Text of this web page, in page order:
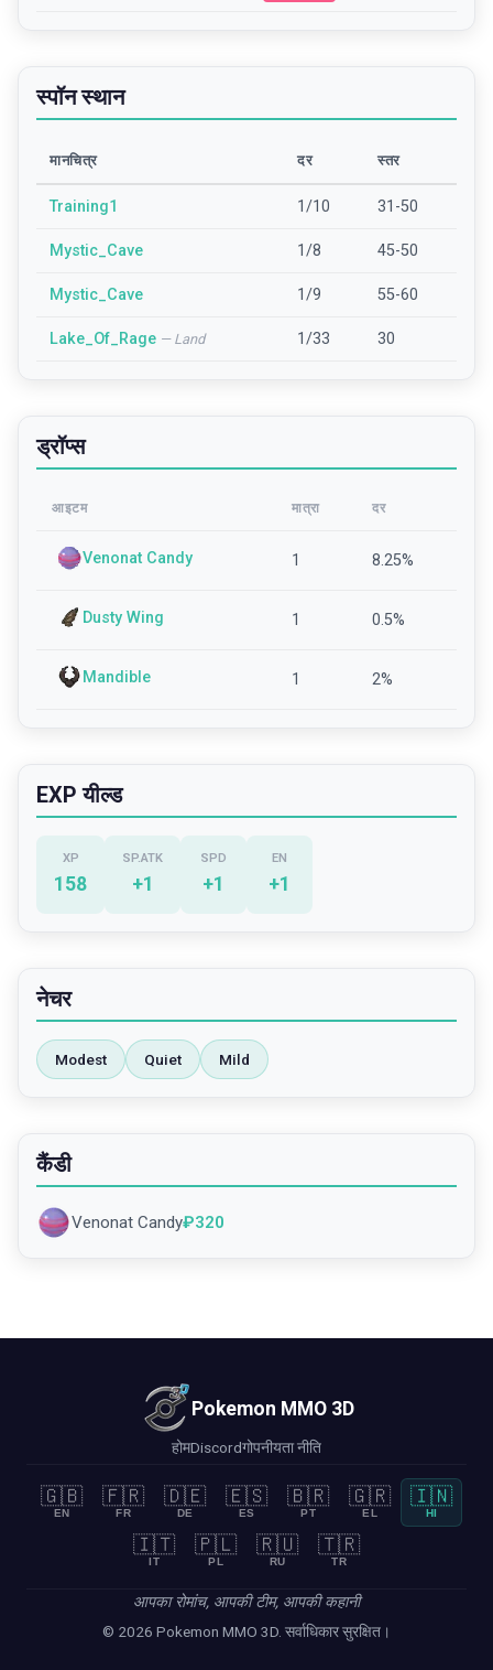
स्पॉन स्थान
मानचित्र दर स्तर
Training1 1/10 31-50
Mystic_Cave 1/8 45-50
Mystic_Cave 1/9 55-60
Lake_Of_Rage — Land 1/33 30
ड्रॉप्स
आइटम मात्रा दर
Venonat Candy 1 8.25%
Dusty Wing 1 0.5%
Mandible 1 2%
EXP यील्ड
XP
158
SP.ATK
+1
SPD
+1
EN
+1
नेचर
Modest Quiet Mild
कैंडी
Venonat Candy₽320
Pokemon MMO 3D
होमDiscordगोपनीयता नीति
🇬🇧
EN
🇫🇷
FR
🇩🇪
DE
🇪🇸
ES
🇧🇷
PT
🇬🇷
EL
🇮🇳
HI
🇮🇹
IT
🇵🇱
PL
🇷🇺
RU
🇹🇷
TR
आपका रोमांच, आपकी टीम, आपकी कहानी
© 2026 Pokemon MMO 3D. सर्वाधिकार सुरक्षित।